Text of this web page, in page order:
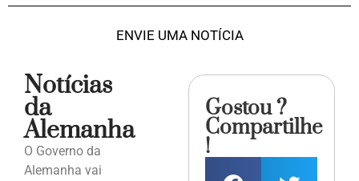
ENVIE UMA NOTÍCIA
Notícias
da
Alemanha
O Governo da
Alemanha vai
Gostou ?
Compartilhe
!